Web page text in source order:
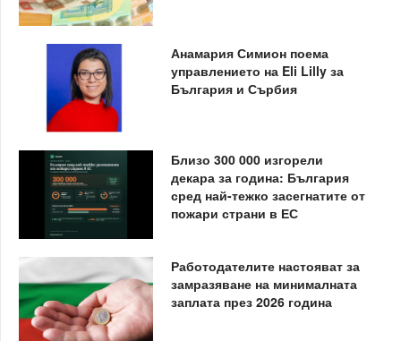
Анамария Симион поема
управлението на Eli Lilly за
България и Сърбия
Близо 300 000 изгорели
декара за година: България
сред най-тежко засегнатите от
пожари страни в ЕС
Работодателите настояват за
замразяване на минималната
заплата през 2026 година